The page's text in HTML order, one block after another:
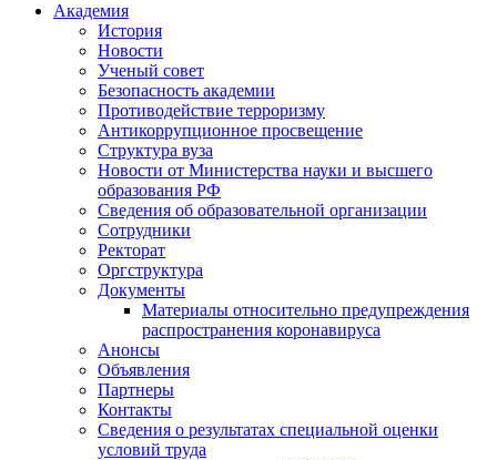
Академия
История
Новости
Ученый совет
Безопасность академии
Противодействие терроризму
Антикоррупционное просвещение
Структура вуза
Новости от Министерства науки и высшего
образования РФ
Сведения об образовательной организации
Сотрудники
Ректорат
Оргструктура
Документы
Материалы относительно предупреждения
распространения коронавируса
Анонсы
Объявления
Партнеры
Контакты
Сведения о результатах специальной оценки
условий труда